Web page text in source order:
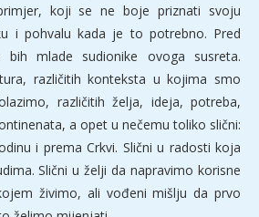
koji se ne boje priznati svoju
i pohvalu kada je to potrebno. Pred
bih mlade sudionike ovoga susreta.
različitih konteksta u kojima smo
različitih želja, ideja, potreba,
a opet u nečemu toliko slični:
i prema Crkvi. Slični u radosti koja
Slični u želji da napravimo korisne
živimo, ali vođeni mišlju da prvo